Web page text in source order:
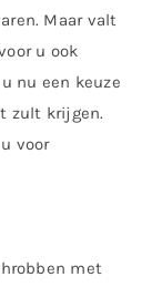
Maar valt
u ook
nu een keuze
zult krijgen.
voor
met